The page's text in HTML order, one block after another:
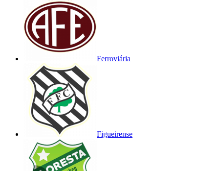
Ferroviária
Figueirense